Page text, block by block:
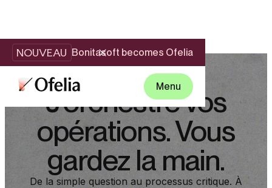
NOUVEAU Bonitasoft becomes Ofelia
Menu
J'orchestre vos
opérations. Vous
gardez la main.
De la simple question au processus critique. À